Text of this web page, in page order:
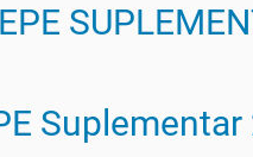
Suplementar